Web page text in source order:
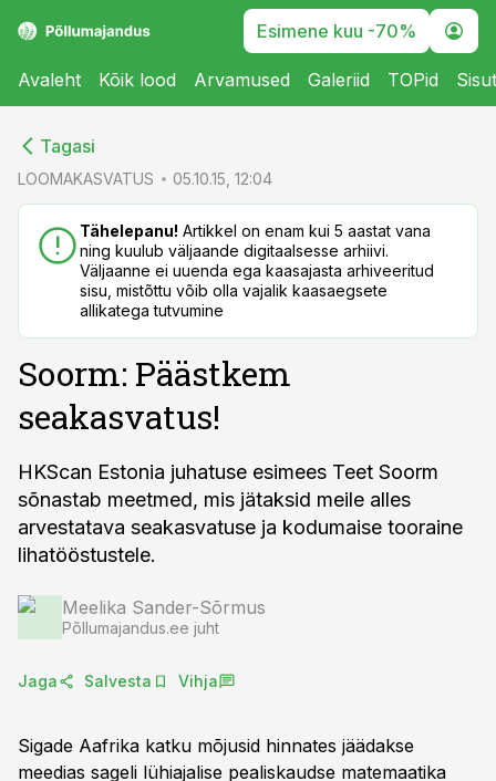
Esimene kuu -70%
Avaleht Kõik lood Arvamused Galeriid TOPid
Tagasi
LOOMAKASVATUS 05.10.15, 12:04
Tähelepanu! Artikkel on enam kui 5 aastat vana
ning kuulub väljaande digitaalsesse arhiivi.
Väljaanne ei uuenda ega kaasajasta arhiveeritud
sisu, mistõttu võib olla vajalik kaasaegsete
allikatega tutvumine
Soorm: Päästkem
seakasvatus!
HKScan Estonia juhatuse esimees Teet Soorm
sõnastab meetmed, mis jätaksid meile alles
arvestatava seakasvatuse ja kodumaise tooraine
lihatööstustele.
Meelika Sander-Sõrmus
Põllumajandus.ee juht
Jaga Salvesta Vihja
Sigade Aafrika katku mõjusid hinnates jäädakse
meedias sageli lühiajalise pealiskaudse matemaatika